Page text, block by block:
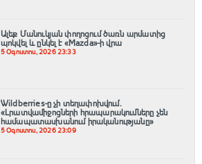
Ալեք Մանուկյան փողոցում ծառն արմատից
պոկվել և ընկել է «Mazda»-ի վրա
5 Օգոստոս, 2026 23:33
Wildberries-ը չի տեղափոխվում․
«Լրատվամիջոցների հրապարակումները չեն
համապատասխանում իրականությանը»
5 Օգոստոս, 2026 23:09